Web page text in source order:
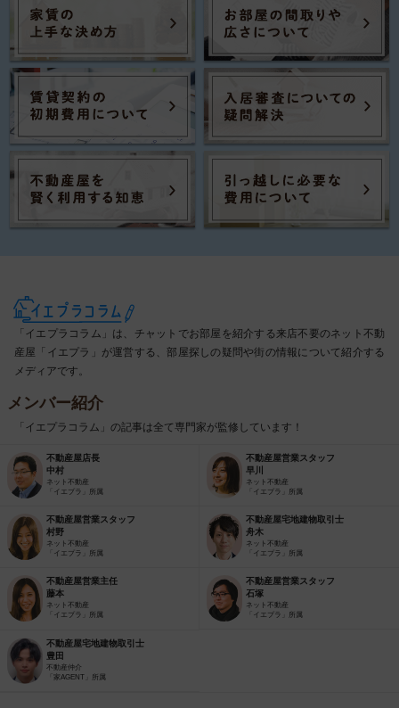
「イエプラコラム」は、チャットでお部屋を紹介する来店不要のネット不動
産屋「イエプラ」が運営する、部屋探しの疑問や街の情報について紹介する
メディアです。
メンバー紹介
「イエプラコラム」の記事は全て専門家が監修しています！
不動産屋店長
中村
ネット不動産
「イエプラ」所属
不動産屋営業スタッフ
早川
ネット不動産
「イエプラ」所属
不動産屋営業スタッフ
村野
ネット不動産
「イエプラ」所属
不動産屋宅地建物取引士
舟木
ネット不動産
「イエプラ」所属
不動産屋営業主任
藤本
ネット不動産
「イエプラ」所属
不動産屋営業スタッフ
石塚
ネット不動産
「イエプラ」所属
不動産屋宅地建物取引士
豊田
不動産仲介
「家AGENT」所属